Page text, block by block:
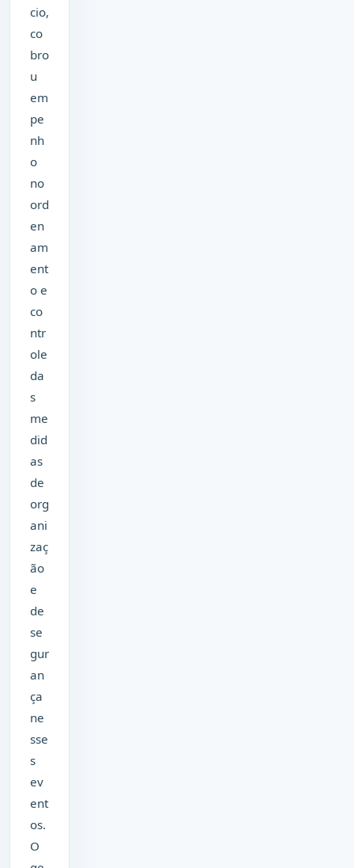
cio,
co
bro
u
em
pe
nh
o
no
ord
en
am
ent
o e
co
ntr
ole
da
s
me
did
as
de
org
ani
zaç
ão
e
de
se
gur
an
ça
ne
sse
s
ev
ent
os.
O